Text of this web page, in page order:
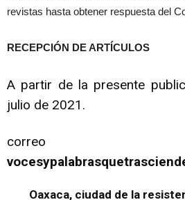
revistas hasta obtener respuesta del
RECEPCIÓN DE ARTÍCULOS
A partir de la presente
julio de 2021.
correo
Oaxaca, ciudad de la